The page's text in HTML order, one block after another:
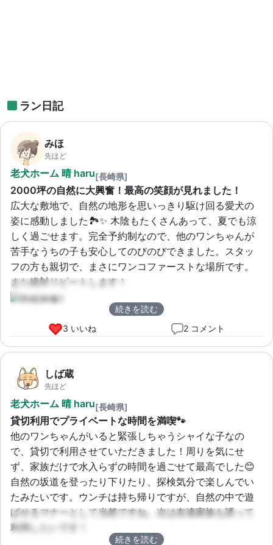
ラン日記
みほ
先ほど
老犬ホーム 晴 haru[長崎県]
2000坪の自然に大興奮！最高の笑顔が見れました！
広大な敷地で、自然の地形を思いっきり駆け回る愛犬の
姿に感動しました🏞️✨ 木陰もたくさんあって、夏でも涼
しく過ごせます。完全予約制なので、他のワンちゃんが
苦手なうちの子も安心してのびのびできました。スタッ
フの方も親切で、まさにワンコファーストな場所です。
また絶対リピートします！
続きを読む
3 いいね
2 コメント
しば蔵
先ほど
老犬ホーム 晴 haru[長崎県]
貸切利用でプライベートな時間を満喫🐾
他のワンちゃんがいると緊張しちゃうシャイな子なの
で、貸切で利用させていただきました！周りを気にせ
ず、家族だけで水入らずの時間を過ごせて最高でした😊
自然の坂道を登ったり下りたり、探検気分で楽しんでい
たみたいです。ウンチは持ち帰りですが、自然の中で遊
ばせるマナーとして当然ですね。次は友達家族も誘って
利用したいです！
続きを読む